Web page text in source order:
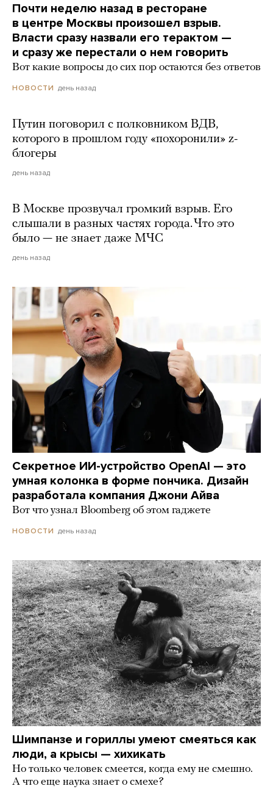
Почти неделю назад в ресторане
в центре Москвы произошел взрыв.
Власти сразу назвали его терактом —
и сразу же перестали о нем говорить
Вот какие вопросы до сих пор остаются без ответов
НОВОСТИ день назад
Путин поговорил с полковником ВДВ,
которого в прошлом году «похоронили» z-
блогеры
день назад
В Москве прозвучал громкий взрыв. Его
слышали в разных частях города. Что это
было — не знает даже МЧС
день назад
Секретное ИИ-устройство OpenAI — это
умная колонка в форме пончика. Дизайн
разработала компания Джони Айва
Вот что узнал Bloomberg об этом гаджете
НОВОСТИ день назад
Шимпанзе и гориллы умеют смеяться как
люди, а крысы — хихикать
Но только человек смеется, когда ему не смешно.
А что еще наука знает о смехе?